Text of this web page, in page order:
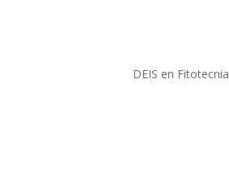
DEIS en Fitotecnia